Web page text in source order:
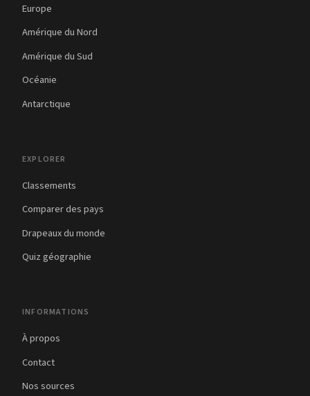
Europe
Amérique du Nord
Amérique du Sud
Océanie
Antarctique
EXPLORER
Classements
Comparer des pays
Drapeaux du monde
Quiz géographie
INFORMATIONS
À propos
Contact
Nos sources